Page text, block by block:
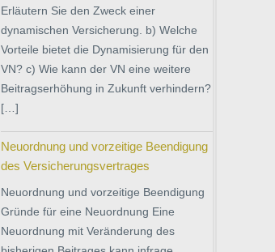
Erläutern Sie den Zweck einer
dynamischen Versicherung. b) Welche
Vorteile bietet die Dynamisierung für den
VN? c) Wie kann der VN eine weitere
Beitragserhöhung in Zukunft verhindern?
[…]
Neuordnung und vorzeitige Beendigung
des Versicherungsvertrages
Neuordnung und vorzeitige Beendigung
Gründe für eine Neuordnung Eine
Neuordnung mit Veränderung des